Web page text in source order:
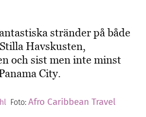
Havskusten,
och sist men inte minst
City.
Foto:Afro Caribbean Travel